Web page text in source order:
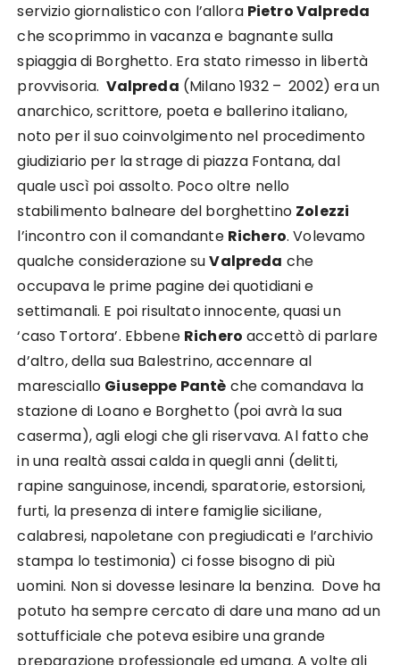
servizio giornalistico con l’allora Pietro Valpreda
che scoprimmo in vacanza e bagnante sulla
spiaggia di Borghetto. Era stato rimesso in libertà
provvisoria. Valpreda (Milano 1932 – 2002) era un
anarchico, scrittore, poeta e ballerino italiano,
noto per il suo coinvolgimento nel procedimento
giudiziario per la strage di piazza Fontana, dal
quale uscì poi assolto. Poco oltre nello
stabilimento balneare del borghettino Zolezzi
l’incontro con il comandante Richero. Volevamo
qualche considerazione suValpreda che
occupava le prime pagine dei quotidiani e
settimanali. E poi risultato innocente, quasi un
‘caso Tortora’. Ebbene Richero accettò di parlare
d’altro, della sua Balestrino, accennare al
maresciallo Giuseppe Pantè che comandava la
stazione di Loano e Borghetto (poi avrà la sua
caserma), agli elogi che gli riservava. Al fatto che
in una realtà assai calda in quegli anni (delitti,
rapine sanguinose, incendi, sparatorie, estorsioni,
furti, la presenza di intere famiglie siciliane,
calabresi, napoletane con pregiudicati e l’archivio
stampa lo testimonia) ci fosse bisogno di più
uomini. Non si dovesse lesinare la benzina. Dove ha
potuto ha sempre cercato di dare una mano ad un
sottufficiale che poteva esibire una grande